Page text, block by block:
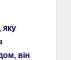
яку
він